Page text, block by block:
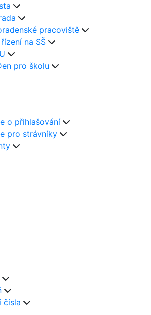
pracoviště
na SŠ
pro školu
o přihlašování
pro strávníky
čísla